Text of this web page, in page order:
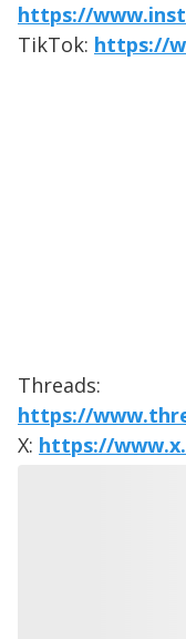
https://
TikTok: https://
Threads:
https://
X: https://